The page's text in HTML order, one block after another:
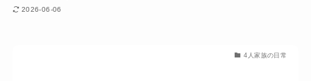
2026-06-06
4人家族の日常